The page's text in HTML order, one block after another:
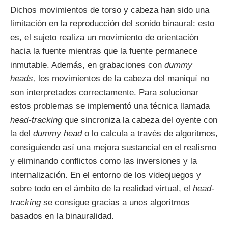
Dichos movimientos de torso y cabeza han sido una
limitación en la reproducción del sonido binaural: esto
es, el sujeto realiza un movimiento de orientación
hacia la fuente mientras que la fuente permanece
inmutable. Además, en grabaciones con dummy
heads, los movimientos de la cabeza del maniquí no
son interpretados correctamente. Para solucionar
estos problemas se implementó una técnica llamada
head-tracking que sincroniza la cabeza del oyente con
la del dummy head o lo calcula a través de algoritmos,
consiguiendo así una mejora sustancial en el realismo
y eliminando conflictos como las inversiones y la
internalización. En el entorno de los videojuegos y
sobre todo en el ámbito de la realidad virtual, el head-
tracking se consigue gracias a unos algoritmos
basados en la binauralidad.